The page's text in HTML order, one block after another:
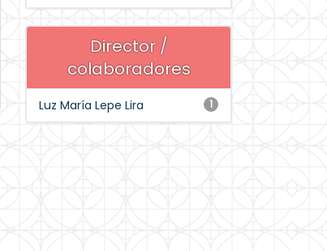
Director /
colaboradores
1
Luz María Lepe Lira